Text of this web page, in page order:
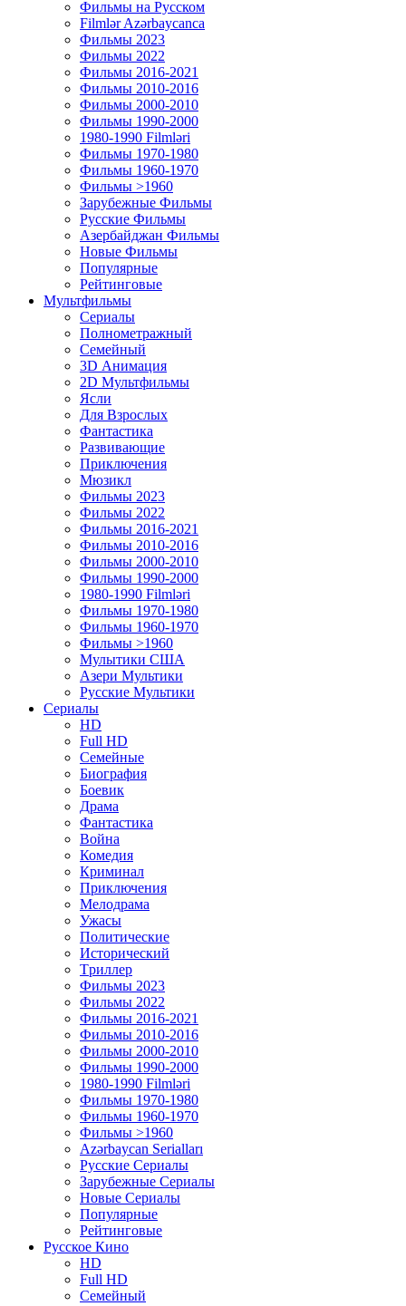
Фильмы на Русском
Filmlər Azərbaycanca
Фильмы 2023
Фильмы 2022
Фильмы 2016-2021
Фильмы 2010-2016
Фильмы 2000-2010
Фильмы 1990-2000
1980-1990 Filmləri
Фильмы 1970-1980
Фильмы 1960-1970
Фильмы >1960
Зарубежные Фильмы
Русские Фильмы
Азербайджан Фильмы
Новые Фильмы
Популярные
Рейтинговые
Мультфильмы
Сериалы
Полнометражный
Семейный
3D Анимация
2D Мультфильмы
Ясли
Для Взрослых
Фантастика
Развивающие
Приключения
Мюзикл
Фильмы 2023
Фильмы 2022
Фильмы 2016-2021
Фильмы 2010-2016
Фильмы 2000-2010
Фильмы 1990-2000
1980-1990 Filmləri
Фильмы 1970-1980
Фильмы 1960-1970
Фильмы >1960
Мулытики США
Азери Мультики
Русские Мультики
Сериалы
HD
Full HD
Семейные
Биография
Боевик
Драма
Фантастика
Война
Комедия
Криминал
Приключения
Мелодрама
Ужасы
Политические
Исторический
Tриллер
Фильмы 2023
Фильмы 2022
Фильмы 2016-2021
Фильмы 2010-2016
Фильмы 2000-2010
Фильмы 1990-2000
1980-1990 Filmləri
Фильмы 1970-1980
Фильмы 1960-1970
Фильмы >1960
Azərbaycan Serialları
Русские Сериалы
Зарубежные Сериалы
Новые Сериалы
Популярные
Рейтинговые
Русское Кино
HD
Full HD
Семейный